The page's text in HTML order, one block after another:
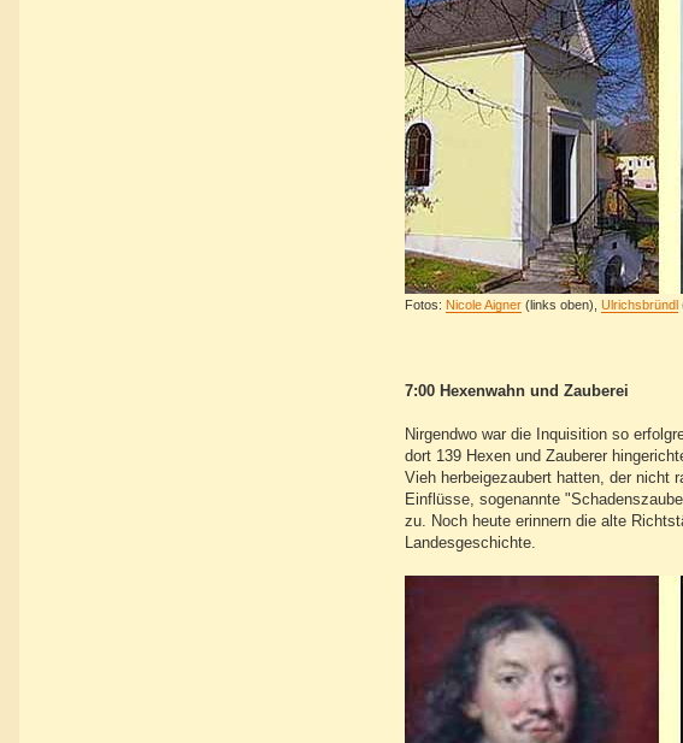
Fotos: Nicole Aigner (links oben),Ulrichsbründl
7:00 Hexenwahn und Zauberei
Nirgendwo war die Inquisition so
dort 139 Hexen und Zauberer
Vieh herbeigezaubert hatten, der nicht
Einflüsse, sogenannte
zu. Noch heute erinnern die alte
Landesgeschichte.